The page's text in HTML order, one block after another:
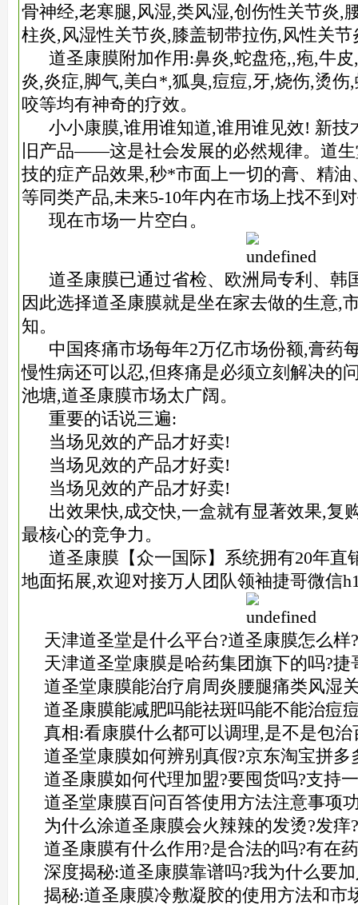
骨神经,老寒腿,风湿,类风湿,创伤性关节炎,
柱炎,风湿性关节炎,膝盖韧带拉伤,风性关
道圣康膜附加作用:鼻炎,蛇盘疮,,疱,牛
炎,炎症,脚气,美白*,狐臭,痘痘,牙,烧伤,烫伤
咬等均有神奇的疗效。
小小康膜,谁用谁知道,谁用谁见效! 新技
旧产品——这是社会发展的必然规律。道
技的症产品效果,秒*市面上一切的膏、精
等同类产品,未来5-10年内在市场上找不到
现在市场一片空白。
道圣康膜已通过省检、欧洲局专利、韩
因此选择道圣康膜就是坐在家去做的生意,
知。
中国疼痛市场每年2万亿市场份额,膏药
慢性病还可以忍,但疼痛是必须立刻解决的
池塘,道圣康膜市场太广阔。
重要的话说三遍:
当场见效的产品才好卖!
当场见效的产品才好卖!
当场见效的产品才好卖!
出效果快,成交快,一盒就有显著效果,复
最核心的竞争力。
道圣康膜【众一国际】系统拥有20年直
地面拓展,欢迎对接万人团队领袖捷哥微信
天津道圣堂是什么平台?道圣康膜怎么样
天津道圣堂康膜是哈药集团旗下的吗?捷
道圣堂康膜能治疗肩周炎腰腿痛类风湿
道圣康膜能减肥吗能祛斑吗能不能治痘
真相:看康膜什么都可以调理,是不是包治
道圣堂康膜如何辨别真假?京东淘宝拼多
道圣康膜如何代理加盟?要囤货吗?支持
道圣堂康膜百问百答使用方法注意事项
为什么涂道圣康膜会火辣辣的发烫?发痒
道圣康膜有什么作用?是合法的吗?有在
深度揭秘:道圣康膜靠谱吗?我为什么要
揭秘:道圣康膜冷敷凝胶的使用方法和市